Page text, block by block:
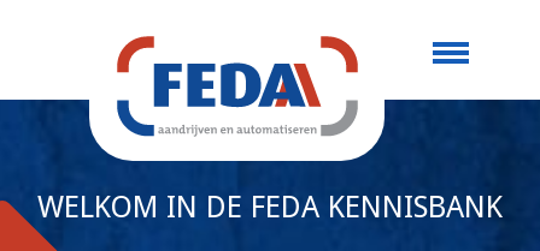
WELKOM IN DE FEDA KENNISBANK